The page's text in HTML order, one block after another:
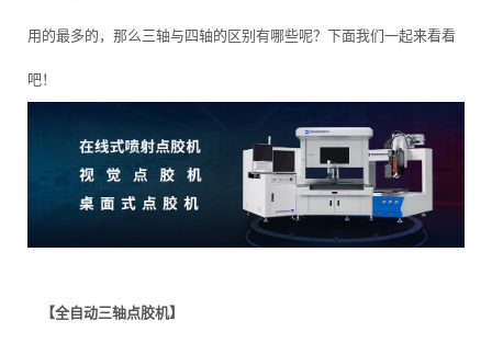
用的最多的，那么三轴与四轴的区别有哪些呢？下面我们一起来看看
吧！
【全自动三轴点胶机】